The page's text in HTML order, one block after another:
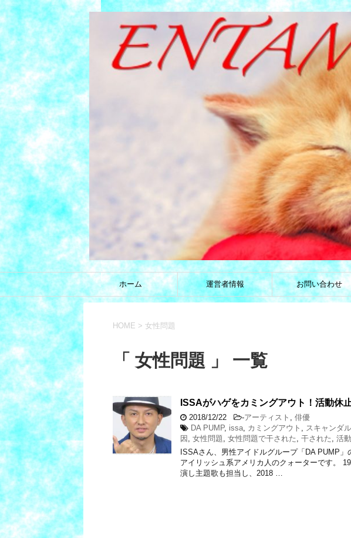
ホーム 運営者情報 お問い合わせ
HOME > 女性問題
「 女性問題 」 一覧
ISSAがハゲをカミングアウト！活動休
2018/12/22 -アーティスト
俳優
DA PUMP, issa カミングアウト スキャンダル
因
女性問題 女性問題で干された 干された 活
ISSAさん、男性アイドルグループ「DA PUMP
アイリッシュ系アメリカ人のクォーターです。
演し主題歌も担当し、2018 …